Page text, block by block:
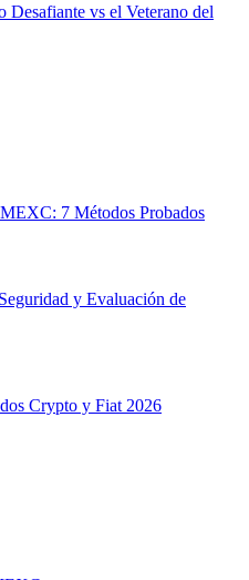
vs el Veterano del
7 Métodos Probados
y Evaluación de
Crypto y Fiat 2026